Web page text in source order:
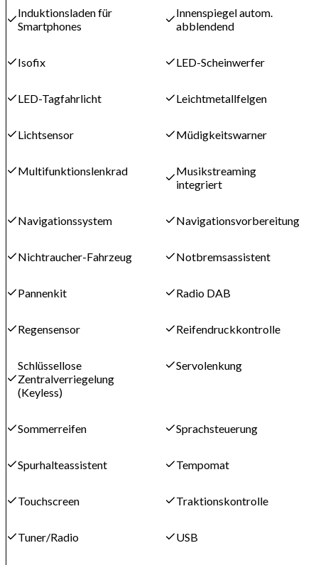
Induktionsladen für
Smartphones
Innenspiegel autom.
abblendend
Isofix LED-Scheinwerfer
LED-Tagfahrlicht Leichtmetallfelgen
Lichtsensor Müdigkeitswarner
Multifunktionslenkrad
Musikstreaming
integriert
Navigationssystem Navigationsvorbereitung
Nichtraucher-Fahrzeug Notbremsassistent
Pannenkit Radio DAB
Regensensor Reifendruckkontrolle
Schlüssellose
Zentralverriegelung
(Keyless)
Servolenkung
Sommerreifen Sprachsteuerung
Spurhalteassistent Tempomat
Touchscreen Traktionskontrolle
Tuner/Radio USB